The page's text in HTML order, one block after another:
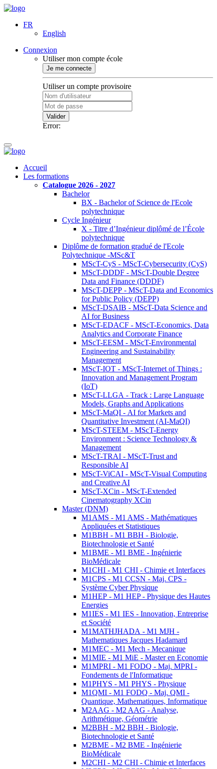
FR
English
Connexion
Utiliser mon compte école
Je me connecte
Utiliser un compte provisoire
Valider
Error:
Accueil
Les formations
Catalogue 2026 - 2027
Bachelor
BX - Bachelor of Science de l'Ecole
polytechnique
Cycle Ingénieur
X - Titre d’Ingénieur diplômé de l’École
polytechnique
Diplôme de formation gradué de l'Ecole
Polytechnique -MSc&T
MScT-CyS - MScT-Cybersecurity (CyS)
MScT-DDDF - MScT-Double Degree
Data and Finance (DDDF)
MScT-DEPP - MScT-Data and Economics
for Public Policy (DEPP)
MScT-DSAIB - MScT-Data Science and
AI for Business
MScT-EDACF - MScT-Economics, Data
Analytics and Corporate Finance
MScT-EESM - MScT-Environmental
Engineering and Sustainability
Management
MScT-IOT - MScT-Internet of Things :
Innovation and Management Program
(IoT)
MScT-LLGA - Track : Large Language
Models, Graphs and Applications
MScT-MaQI - AI for Markets and
Quantitative Investment (AI-MaQI)
MScT-STEEM - MScT-Energy
Environment : Science Technology &
Management
MScT-TRAI - MScT-Trust and
Responsible AI
MScT-ViCAI - MScT-Visual Computing
and Creative AI
MScT-XCin - MScT-Extended
Cinematography XCin
Master (DNM)
M1AMS - M1 AMS - Mathématiques
Appliquées et Statistiques
M1BBH - M1 BBH - Biologie,
Biotechnologie et Santé
M1BME - M1 BME - Ingénierie
BioMédicale
M1CHI - M1 CHI - Chimie et Interfaces
M1CPS - M1 CCSN - Maj. CPS -
Système Cyber Physique
M1HEP - M1 HEP - Physique des Hautes
Energies
M1IES - M1 IES - Innovation, Entreprise
et Société
M1MATHJHADA - M1 MJH -
Mathematiques Jacques Hadamard
M1MEC - M1 Mech - Mecanique
M1MIE - M1 MiE - Master en Economie
M1MPRI - M1 FODQ - Maj. MPRI -
Fondements de l'Informatique
M1PHYS - M1 PHYS - Physique
M1QMI - M1 FODQ - Maj. QMI -
Quantique, Mathematiques, Informatique
M2AAG - M2 AAG - Analyse,
Arithmétique, Géométrie
M2BBH - M2 BBH - Biologie,
Biotechnologie et Santé
M2BME - M2 BME - Ingénierie
BioMédicale
M2CHI - M2 CHI - Chimie et Interfaces